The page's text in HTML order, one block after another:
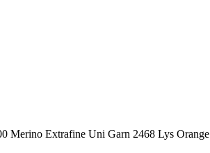
Merino Extrafine Uni Garn 2468 Lys Orange